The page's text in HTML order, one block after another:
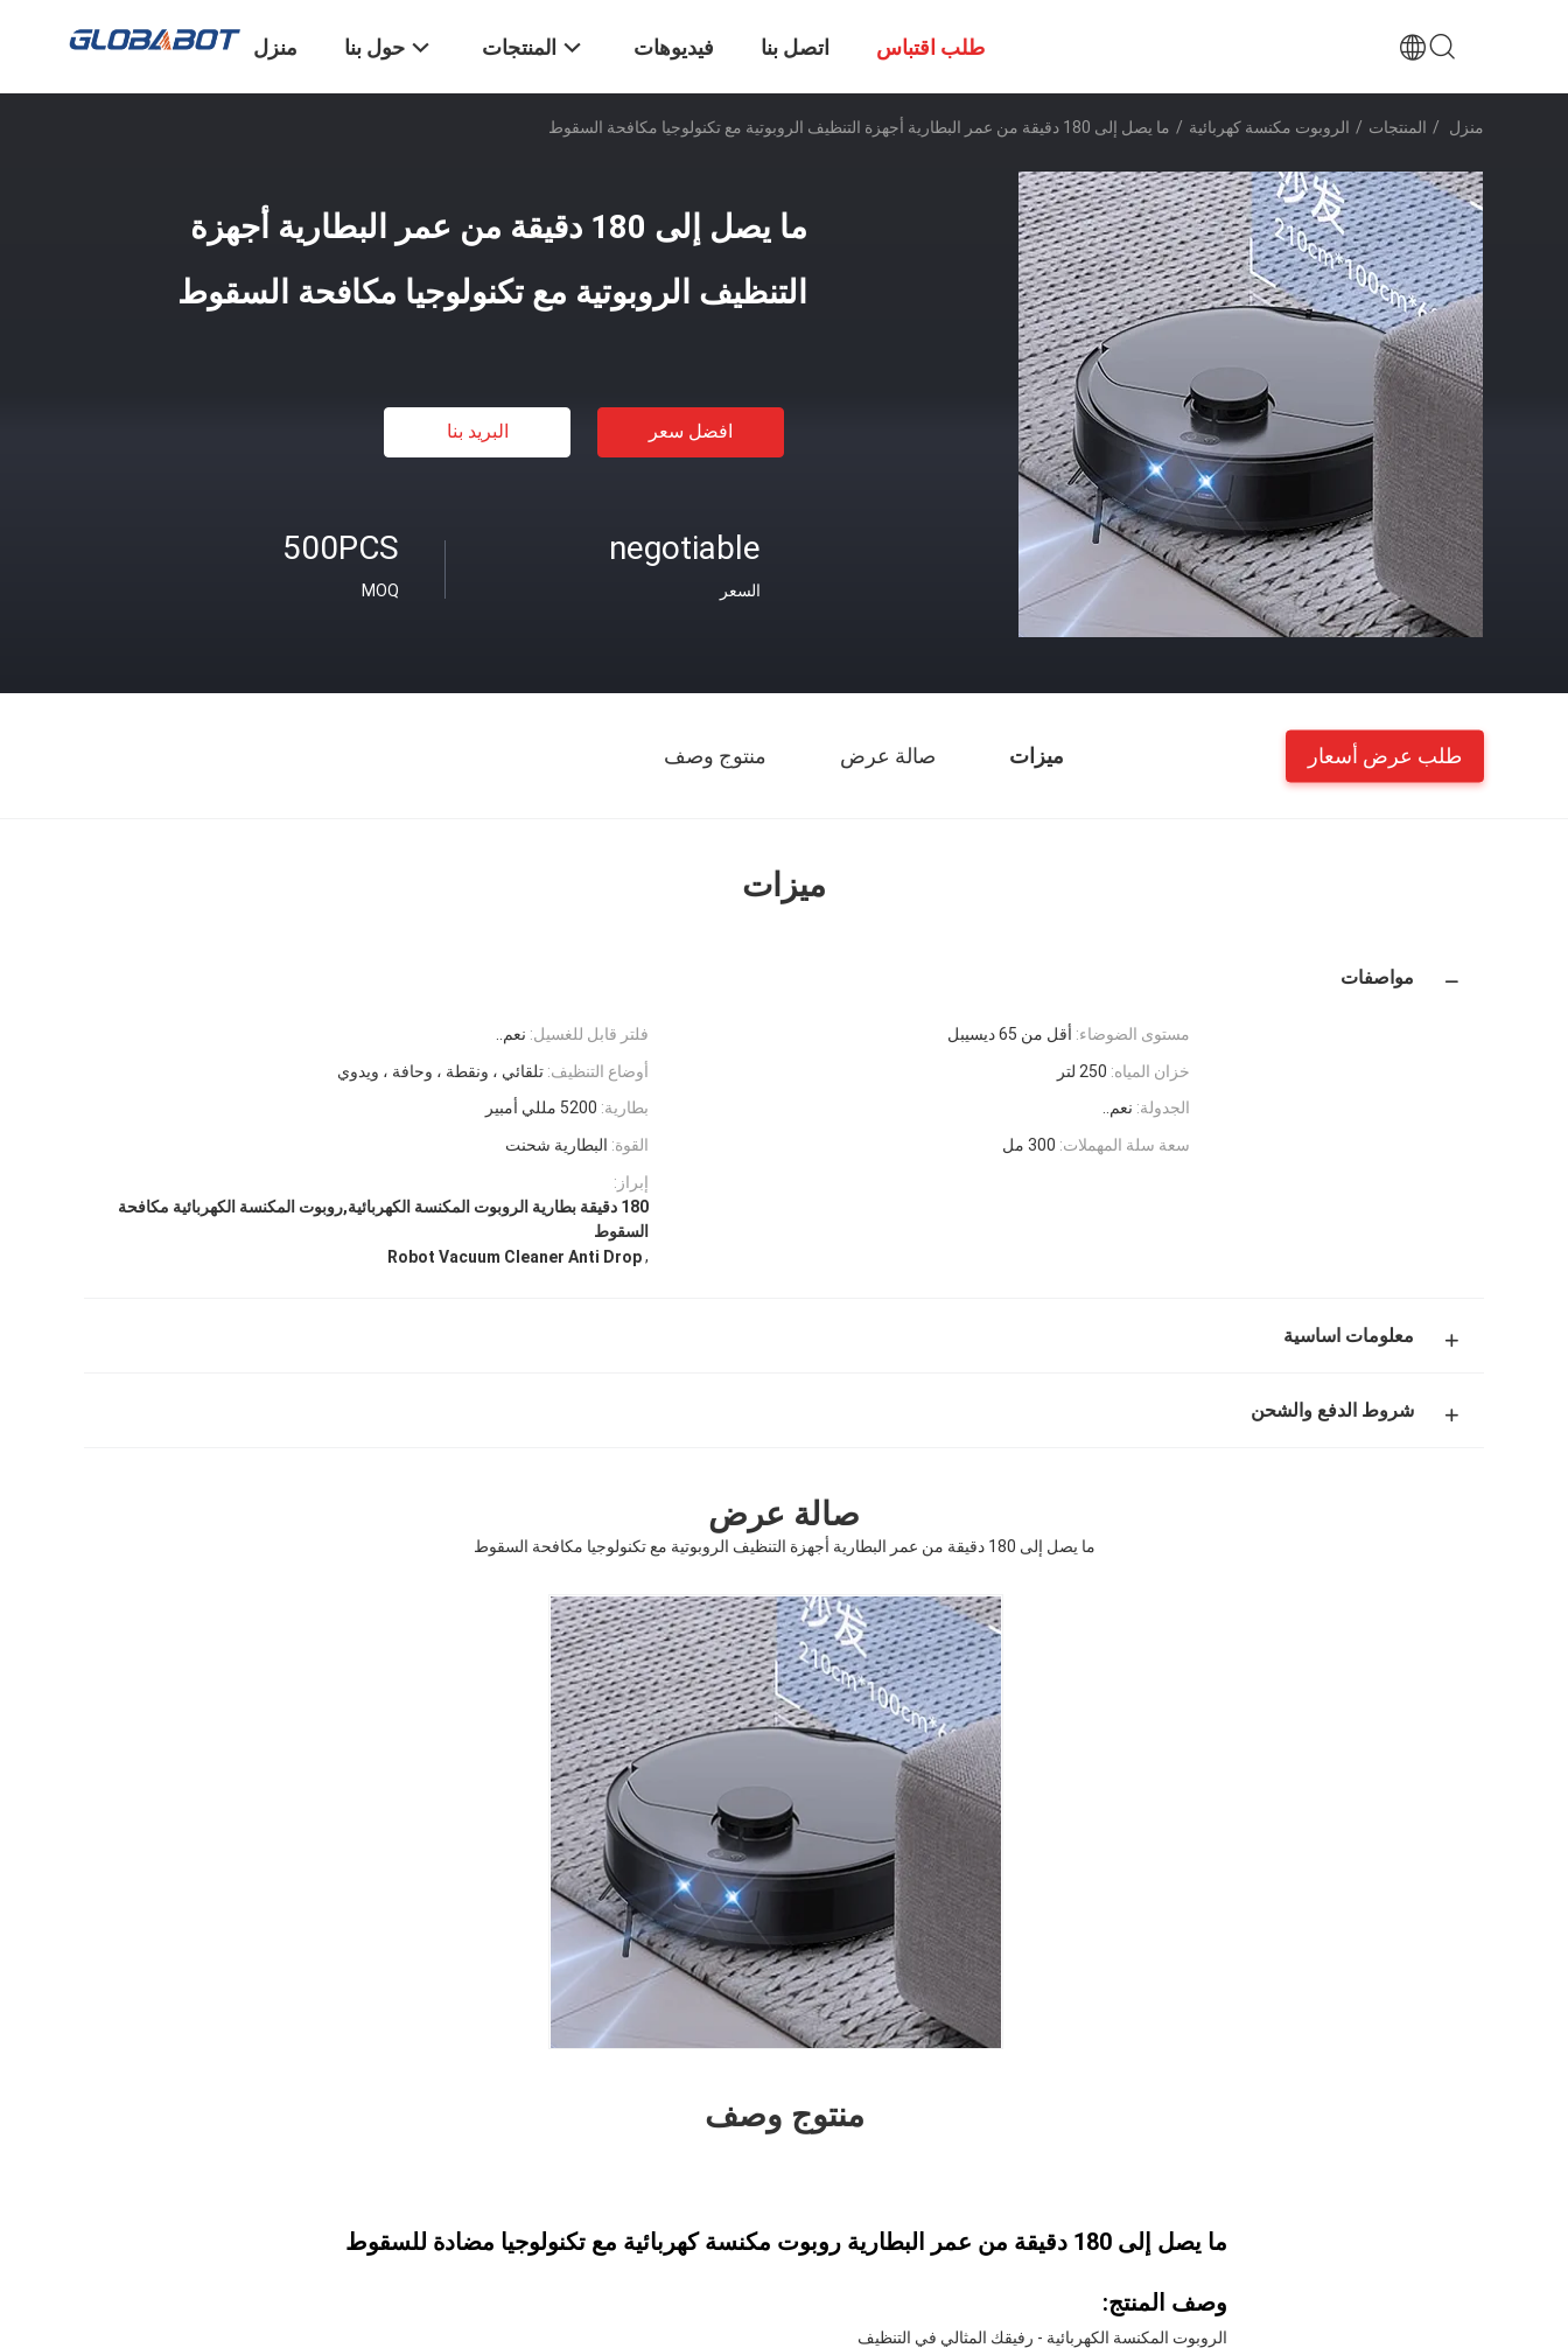
منزل حول بنا المنتجات فيديوهات اتصل بنا طلب اقتباس
منزل / المنتجات / الروبوت مكنسة كهربائية / ما يصل إلى 180 دقيقة من عمر البطارية أجهزة التنظيف الروبوتية مع تكنولوجيا مكافحة السقوط
ما يصل إلى 180 دقيقة من عمر البطارية أجهزة
التنظيف الروبوتية مع تكنولوجيا مكافحة السقوط
افضل سعر البريد بنا
500PCS
MOQ
negotiable
السعر
ميزات صالة عرض منتوج وصف طلب عرض أسعار
ميزات
مواصفات
فلتر قابل للغسيل: نعم.. مستوى الضوضاء: أقل من 65 ديسيبل
أوضاع التنظيف: تلقائي ، ونقطة ، وحافة ، ويدوي خزان المياه: 250 لتر
بطارية: 5200 مللي أمبير الجدولة: نعم..
القوة: البطارية شحنت سعة سلة المهملات: 300 مل
إبراز:
180 دقيقة بطارية الروبوت المكنسة الكهربائية,روبوت المكنسة الكهربائية مكافحة
السقوط
,
Robot Vacuum Cleaner Anti Drop
معلومات اساسية
شروط الدفع والشحن
صالة عرض
ما يصل إلى 180 دقيقة من عمر البطارية أجهزة التنظيف الروبوتية مع تكنولوجيا مكافحة السقوط
منتوج وصف
ما يصل إلى 180 دقيقة من عمر البطارية روبوت مكنسة كهربائية مع تكنولوجيا مضادة للسقوط
وصف المنتج:
الروبوت المكنسة الكهربائية - رفيقك المثالي في التنظيف